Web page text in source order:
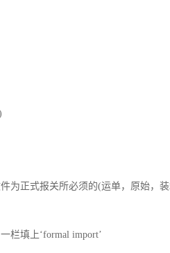
为正式报关所必须的(运单，原始，装
栏填上‘formal import’